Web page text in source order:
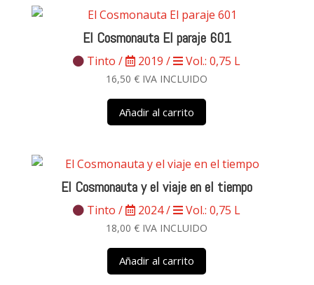
El Cosmonauta El paraje 601
Tinto / 2019 / Vol.: 0,75 L
16,50€ IVA INCLUIDO
Añadir al carrito
El Cosmonauta y el viaje en el tiempo
Tinto / 2024 / Vol.: 0,75 L
18,00€ IVA INCLUIDO
Añadir al carrito